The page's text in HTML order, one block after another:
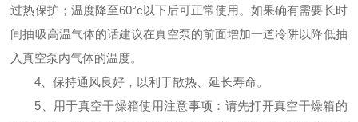
过热保护；温度降至60°c以下后可正常使用。如果确有需要长时
间抽吸高温气体的话建议在真空泵的前面增加一道冷阱以降低抽
入真空泵内气体的温度。
4、保持通风良好，以利于散热、延长寿命。
5、用于真空干燥箱使用注意事项：请先打开真空干燥箱的